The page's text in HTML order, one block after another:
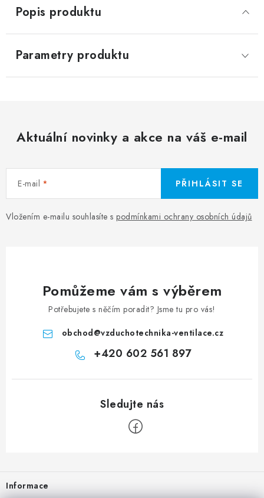
Popis produktu
Parametry produktu
Aktuální novinky a akce na váš e-mail
E-mail
Vložením e-mailu souhlasíte s podmínkami ochrany osobních údajů
PŘIHLÁSIT SE
Pomůžeme vám s výběrem
Potřebujete s něčím poradit? Jsme tu pro vás!
obchod@vzduchotechnika-ventilace.cz
+420 602 561 897
Informace